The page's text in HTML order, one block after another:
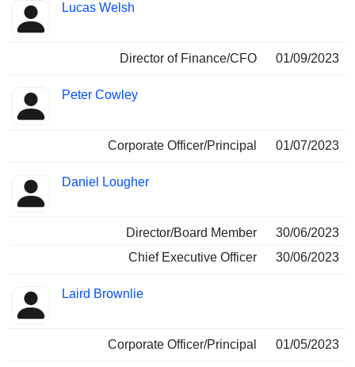
Lucas Welsh
Director of Finance/CFO 01/09/2023
Peter Cowley
Corporate Officer/Principal 01/07/2023
Daniel Lougher
Director/Board Member
30/06/2023
Chief Executive Officer
30/06/2023
Laird Brownlie
Corporate Officer/Principal 01/05/2023